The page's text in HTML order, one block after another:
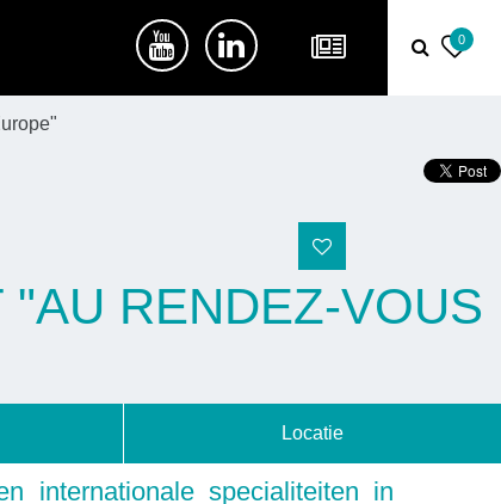
0
"AU RENDEZ-VOUS
Locatie
internationale specialiteiten in